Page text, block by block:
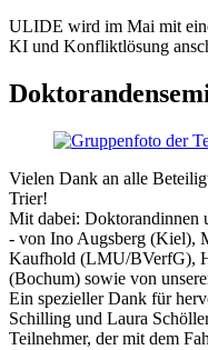
ULIDE wird im Mai mit
KI und Konfliktlösung
Vielen Dank an alle
Trier!
Mit dabei: Doktorandinnen
- von Ino Augsberg (Kiel),
Kaufhold (LMU/BVerfG),
(Bochum) sowie von
Ein spezieller Dank für
Schilling und Laura
Teilnehmer, der mit dem